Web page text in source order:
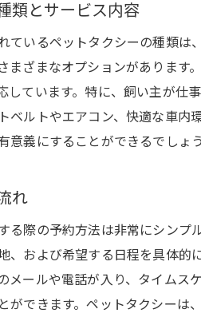
類とサービス内容
ているペットタクシーの種類
まざまなオプションがあります
しています。特に、飼い主が仕
ベルトやエアコン、快適な車
意義にすることができるでしょう
れ
る際の予約方法は非常にシンプ
、および希望する日程を具体
メールや電話が入り、タイムス
ができます。ペットタクシー